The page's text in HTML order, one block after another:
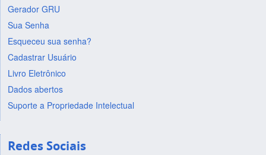
Gerador GRU
Sua Senha
Esqueceu sua senha?
Cadastrar Usuário
Livro Eletrônico
Dados abertos
Suporte a Propriedade Intelectual
Redes Sociais